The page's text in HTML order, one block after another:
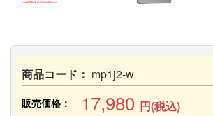
商品コード： mp1j2-w
販売価格： 17,980 円(税込)